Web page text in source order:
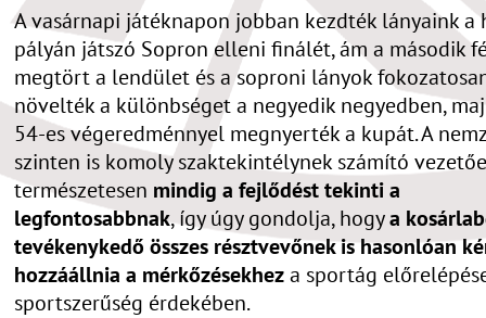
A vasárnapi játéknapon jobban kezdték lányaink a
pályán játszó Sopron elleni finálét, ám a második
megtört a lendület és a soproni lányok
növelték a különbséget a negyedik negyedben,
54-es végeredménnyel megnyerték a kupát. A
szinten is komoly szaktekintélynek számító
természetesen mindig a fejlődést tekinti a
legfontosabbnak, így úgy gondolja, hogya
tevékenykedő összes résztvevőnek is hasonlóan
hozzáállnia a mérkőzésekheza sportág
sportszerűség érdekében.